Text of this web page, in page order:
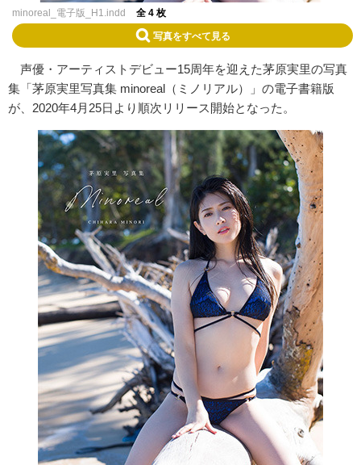
minoreal_電子版_H1.indd 全 4 枚
写真をすべて見る
声優・アーティストデビュー15周年を迎えた茅原実里の写真
集「茅原実里写真集 minoreal（ミノリアル）」の電子書籍版
が、2020年4月25日より順次リリース開始となった。